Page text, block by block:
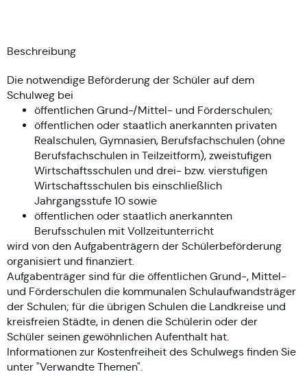
Beschreibung
Die notwendige Beförderung der Schüler auf dem
Schulweg bei
öffentlichen Grund-/Mittel- und Förderschulen;
öffentlichen oder staatlich anerkannten privaten
Realschulen, Gymnasien, Berufsfachschulen (ohne
Berufsfachschulen in Teilzeitform), zweistufigen
Wirtschaftsschulen und drei- bzw. vierstufigen
Wirtschaftsschulen bis einschließlich
Jahrgangsstufe 10 sowie
öffentlichen oder staatlich anerkannten
Berufsschulen mit Vollzeitunterricht
wird von den Aufgabenträgern der Schülerbeförderung
organisiert und finanziert.
Aufgabenträger sind für die öffentlichen Grund-, Mittel-
und Förderschulen die kommunalen Schulaufwandsträger
der Schulen; für die übrigen Schulen die Landkreise und
kreisfreien Städte, in denen die Schülerin oder der
Schüler seinen gewöhnlichen Aufenthalt hat.
Informationen zur Kostenfreiheit des Schulwegs finden Sie
unter "Verwandte Themen".